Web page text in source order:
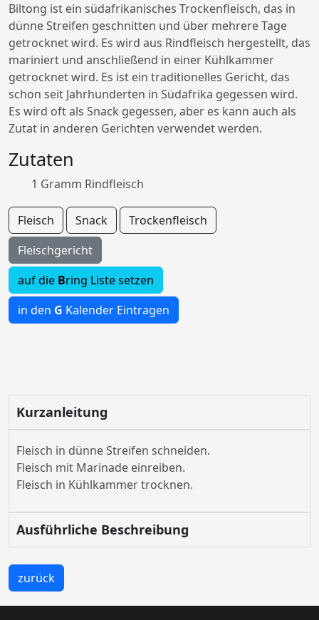
Biltong ist ein südafrikanisches Trockenfleisch, das in
dünne Streifen geschnitten und über mehrere Tage
getrocknet wird. Es wird aus Rindfleisch hergestellt, das
mariniert und anschließend in einer Kühlkammer
getrocknet wird. Es ist ein traditionelles Gericht, das
schon seit Jahrhunderten in Südafrika gegessen wird.
Es wird oft als Snack gegessen, aber es kann auch als
Zutat in anderen Gerichten verwendet werden.
Zutaten
1 Gramm Rindfleisch
Fleisch Snack
Trockenfleisch
Fleischgericht
auf die Bring Liste setzen
in den G Kalender Eintragen
Kurzanleitung
Fleisch in dünne Streifen schneiden.
Fleisch mit Marinade einreiben.
Fleisch in Kühlkammer trocknen.
Ausführliche Beschreibung
zurück